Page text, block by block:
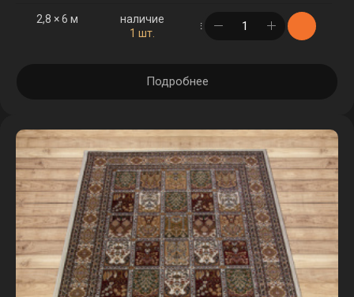
2,8 × 6 м
наличие
1 шт.
в корзине
Подробнее